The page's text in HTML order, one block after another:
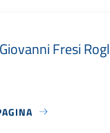
Giovanni Fresi